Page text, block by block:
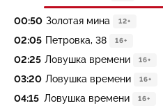
00:50 Золотая мина 12+
02:05 Петровка, 38 16+
02:25 Ловушка времени 16+
03:20 Ловушка времени 16+
04:15 Ловушка времени 16+